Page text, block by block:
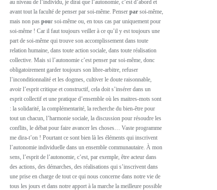
au niveau de l’individu, je dirai que l’autonomie, c’est d’abord et
avant tout la faculté de penser par soi-même. Penser par soi-même,
mais non pas pour soi-même ou, en tous cas par uniquement pour
soi-même ! Car il faut toujours veiller à ce qu’il y est toujours une
part de soi-même qui trouve son accomplissement dans toute
relation humaine, dans toute action sociale, dans toute réalisation
collective. Mais si l’autonomie c’est penser par soi-même, donc
obligatoirement garder toujours son libre-arbitre, refuser
l’inconditionnalité et les dogmes, cultiver le doute raisonnable,
avoir l’esprit critique et constructif, cela doit s’insérer dans un
esprit collectif et une pratique d’ensemble où les maitres-mots sont
: la solidarité, la complémentarité, la recherche du bien-être pour
tout un chacun, l’harmonie sociale, la discussion pour résoudre les
conflits, le débat pour faire avancer les choses… Vaste programme
me dira-t’on ! Pourtant ce sont bien là les éléments qui inscrivent
l’autonomie individuelle dans un ensemble communautaire. À mon
sens, l’esprit de l’autonomie, c’est, par exemple, être acteur dans
des actions, des démarches, des réalisations qui s’inscrivent dans
une prise en charge de tout ce qui nous concerne dans notre vie de
tous les jours et dans notre apport à la marche la meilleure possible